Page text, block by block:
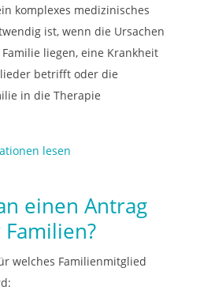
komplexes medizinisches
ist, wenn die Ursachen
liegen, eine Krankheit
betrifft oder die
in die Therapie
lesen
einen Antrag
welches Familienmitglied